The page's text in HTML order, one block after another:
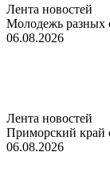
Лента новостей
Молодежь разных
06.08.2026
Лента новостей
Приморский край
06.08.2026